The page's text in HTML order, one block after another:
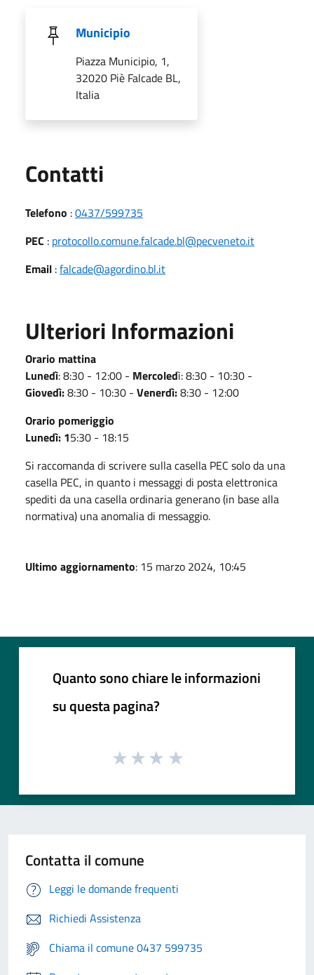
Municipio
Piazza Municipio, 1,
32020 Piè Falcade BL,
Italia
Contatti
Telefono :0437/599735
PEC : protocollo.comune.falcade.bl@pecveneto.it
Email :falcade@agordino.bl.it
Ulteriori Informazioni
Orario mattina
Lunedì: 8:30 - 12:00 - Mercoledì: 8:30 - 10:30 -
Giovedì:8:30 - 10:30 - Venerdì:8:30 - 12:00
Orario pomeriggio
Lunedì: 15:30 - 18:15
Si raccomanda di scrivere sulla casella PEC solo da una
casella PEC, in quanto i messaggi di posta elettronica
spediti da una casella ordinaria generano (in base alla
normativa) una anomalia di messaggio.
Ultimo aggiornamento: 15 marzo 2024, 10:45
Quanto sono chiare le informazioni
su questa pagina?
Contatta il comune
Leggi le domande frequenti
Richiedi Assistenza
Chiama il comune 0437 599735